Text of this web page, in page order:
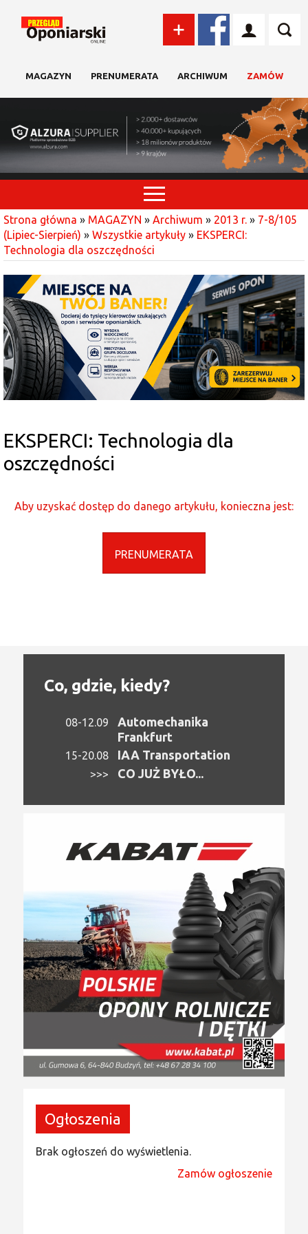
MAGAZYN PRENUMERATA ARCHIWUM ZAMÓW
Strona główna » MAGAZYN » Archiwum » 2013 r. » 7-8/105
(Lipiec-Sierpień) » Wszystkie artykuły » EKSPERCI:
Technologia dla oszczędności
EKSPERCI: Technologia dla
oszczędności
Aby uzyskać dostęp do danego artykułu, konieczna jest:
PRENUMERATA
Co, gdzie, kiedy?
08-12.09
Automechanika
Frankfurt
15-20.08 IAA Transportation
>>> CO JUŻ BYŁO...
Ogłoszenia
Brak ogłoszeń do wyświetlenia.
Zamów ogłoszenie